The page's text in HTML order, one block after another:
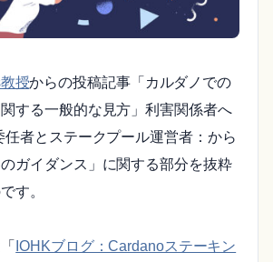
授からの投稿記事「カルダノでの
する一般的な見方」利害関係者へ
任者とステークプール運営者：から
のガイダンス」に関する部分を抜粋
す。
IOHKブログ：Cardanoステーキン